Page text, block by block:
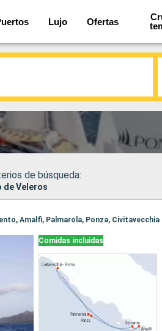
Lujo Ofertas
de búsqueda:
de Veleros
Amalfi, Palmarola, Ponza, Civitavecchia
Comidas incluidas